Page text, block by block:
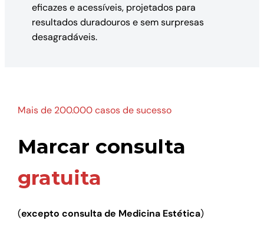
eficazes e acessíveis, projetados para
resultados duradouros e sem surpresas
desagradáveis.
Mais de 200.000 casos de sucesso
Marcar consulta
gratuita
(excepto consulta de Medicina Estética)